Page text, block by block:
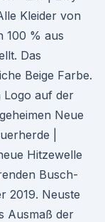
Kleider von
100 % aus
Das
Beige Farbe.
Logo auf der
Neue
|
Hitzewelle
Busch-
2019. Neuste
Ausmaß der